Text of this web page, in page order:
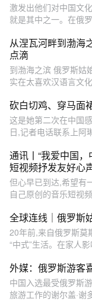
激发出他们对中国文
就是其中之一。在俄
从涅瓦河畔到渤海
点滴
到渤海之滨 俄罗斯姑
实在太喜欢汉语言文
砍白切鸡、穿马
这是她第二次在中国
日,记者电话联系上阿
通讯丨“我爱中国
短视频抒发友好心
但心早已到达,希望
自己原创的音乐短视
全球连线｜俄罗斯
20年前,来自俄罗斯莫
“中式”生活。在家人
外媒：俄罗斯游客
中国入选最受俄罗斯
旅游工作的谢尔盖·谢